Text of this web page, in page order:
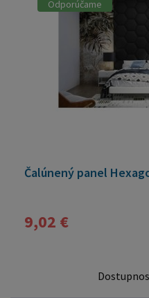
Odporúčame
Čalúnený panel
9,02 €